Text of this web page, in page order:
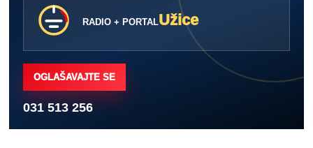
RADIO + PORTALUžice
OGLAŠAVAJTE SE
031 513 256